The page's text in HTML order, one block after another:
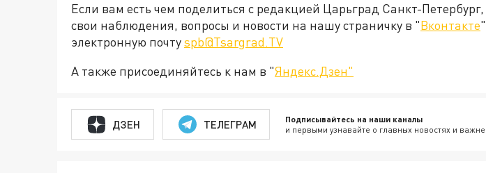
Если вам есть чем поделиться с редакцией Царьград Санкт-
свои наблюдения, вопросы и новости на нашу страничку в "Вконтакте
электронную почтуspb@Tsargrad.TV
А также присоединяйтесь к нам в "Яндекс.Дзен"
ДЗЕН ТЕЛЕГРАМ Подписывайтесь на наши каналы
и первыми узнавайте о главных новостях и